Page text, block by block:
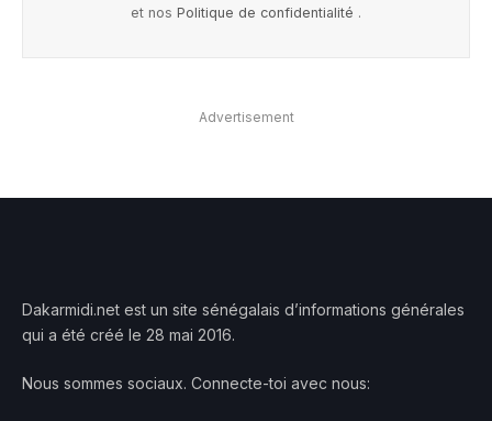
et nos Politique de confidentialité .
Advertisement
Dakarmidi.net est un site sénégalais d’informations générales
qui a été créé le 28 mai 2016.
Nous sommes sociaux. Connecte-toi avec nous: